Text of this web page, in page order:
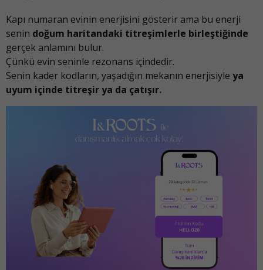
Kapı numaran evinin enerjisini gösterir ama bu enerji
senin doğum haritandaki titreşimlerle birleştiğinde
gerçek anlamını bulur.
Çünkü evin seninle rezonans içindedir.
Senin kader kodların, yaşadığın mekanın enerjisiyle ya
uyum içinde titreşir ya da çatışır.